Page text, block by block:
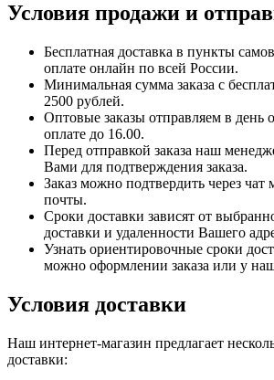
Условия продажи и
Бесплатная доставка в пункты
оплате онлайн по всей России.
Минимальная сумма заказа с
2500 рублей.
Оптовые заказы отправляем в день
оплате до 16.00.
Перед отправкой заказа наш
Вами для подтверждения заказа.
Заказ можно подтвердить через чат
почты.
Сроки доставки зависят от
доставки и удаленности Вашего
Узнать ориентировочные сроки
можно оформлении заказа или у
Условия доставки
Наш интернет-магазин предлагает
доставки: